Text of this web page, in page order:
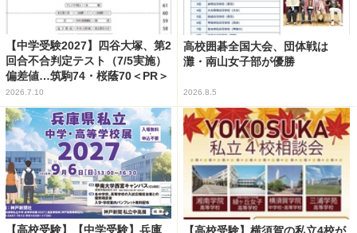
【中学受験2027】四谷大塚、第2
回合不合判定テスト（7/5実施）
偏差値…筑駒74・桜蔭70＜PR＞
2026.7.10
高校囲碁全国大会、団体戦は
灘・南山女子部が優勝
2026.8.5
【高校受験】【中学受験】兵庫